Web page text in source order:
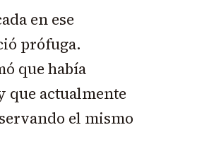
en ese
prófuga.
que había
que actualmente
el mismo